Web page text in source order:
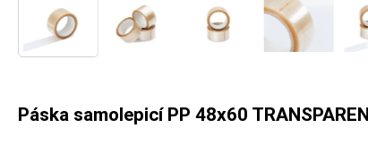
Páska samolepicí PP 48x60